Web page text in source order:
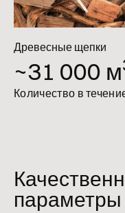
Древесные щепки
~31 000 м
Количество в
параметры